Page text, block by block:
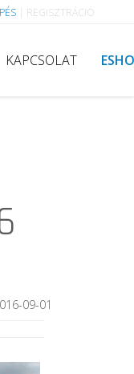
REGISZTRÁCIÓ
KAPCSOLAT
09-01